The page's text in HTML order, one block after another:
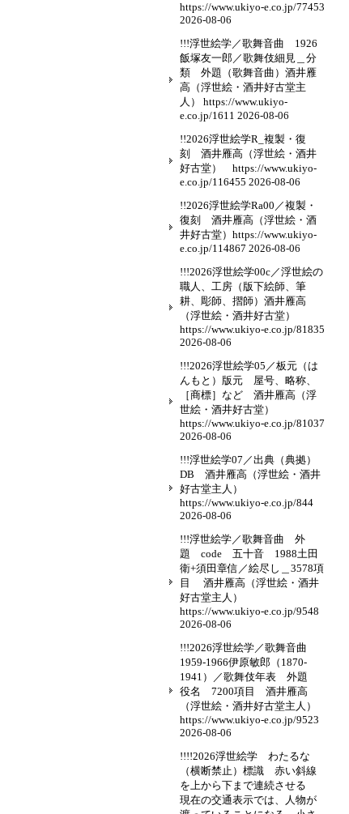
https://www.ukiyo-e.co.jp/77453
2026-08-06
!!!浮世絵学／歌舞音曲 1926
飯塚友一郎／歌舞伎細見＿分
類 外題（歌舞音曲）酒井雁
高（浮世絵・酒井好古堂主
人） https://www.ukiyo-
e.co.jp/1611 2026-08-06
!!2026浮世絵学R_複製・復
刻 酒井雁高（浮世絵・酒井
好古堂） https://www.ukiyo-
e.co.jp/116455 2026-08-06
!!2026浮世絵学Ra00／複製・
復刻 酒井雁高（浮世絵・酒
井好古堂）https://www.ukiyo-
e.co.jp/114867 2026-08-06
!!!2026浮世絵学00c／浮世絵の
職人、工房（版下絵師、筆
耕、彫師、摺師）酒井雁高
（浮世絵・酒井好古堂）
https://www.ukiyo-e.co.jp/81835
2026-08-06
!!!2026浮世絵学05／板元（は
んもと）版元 屋号、略称、
［商標］など 酒井雁高（浮
世絵・酒井好古堂）
https://www.ukiyo-e.co.jp/81037
2026-08-06
!!!浮世絵学07／出典（典拠）
DB 酒井雁高（浮世絵・酒井
好古堂主人）
https://www.ukiyo-e.co.jp/844
2026-08-06
!!!浮世絵学／歌舞音曲 外
題 code 五十音 1988土田
衛+須田章信／絵尽し＿3578項
目 酒井雁高（浮世絵・酒井
好古堂主人）
https://www.ukiyo-e.co.jp/9548
2026-08-06
!!!2026浮世絵学／歌舞音曲
1959-1966伊原敏郎（1870-
1941）／歌舞伎年表 外題
役名 7200項目 酒井雁高
（浮世絵・酒井好古堂主人）
https://www.ukiyo-e.co.jp/9523
2026-08-06
!!!!2026浮世絵学 わたるな
（横断禁止）標識 赤い斜線
を上から下まで連続させる
現在の交通表示では、人物が